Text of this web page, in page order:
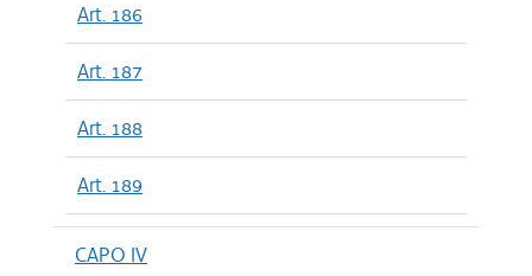
Art. 186
Art. 187
Art. 188
Art. 189
CAPO IV